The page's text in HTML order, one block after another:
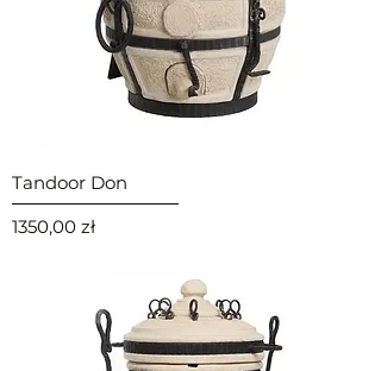
Tandoor Don
Cena
1350,00 zł